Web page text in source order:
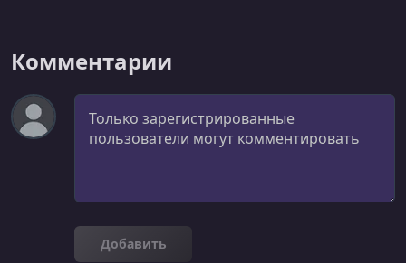
Комментарии
Комментарий
Добавить